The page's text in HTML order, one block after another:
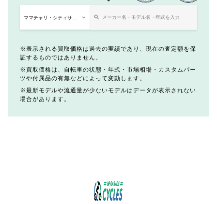
表示される買取価格は過去の実績であり、現在の査定額を保
証するものではありません。
買取価格は、自転車の状態・年式・市場相場・カスタムパー
ツや付属品の有無などによって変動します。
最新モデルや流通量が少ないモデルはデータが表示されない
場合があります。